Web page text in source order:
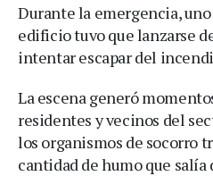
Durante la emergencia,
edificio tuvo que lanzarse
intentar escapar del
La escena generó
residentes y vecinos del
los organismos de socorro
cantidad de humo que